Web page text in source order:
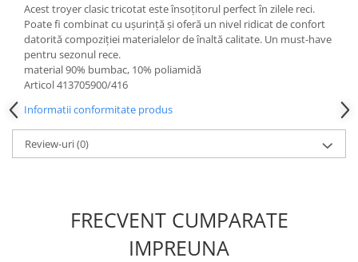
Acest troyer clasic tricotat este însoțitorul perfect în zilele reci.
Poate fi combinat cu ușurință și oferă un nivel ridicat de confort
datorită compoziției materialelor de înaltă calitate. Un must-have
pentru sezonul rece.
material 90% bumbac, 10% poliamidă
Articol 413705900/416
Informatii conformitate produs
Review-uri(0)
FRECVENT CUMPARATE
IMPREUNA